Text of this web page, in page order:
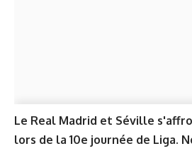
Le Real Madrid et Séville
lors de la 10e journée de Liga.